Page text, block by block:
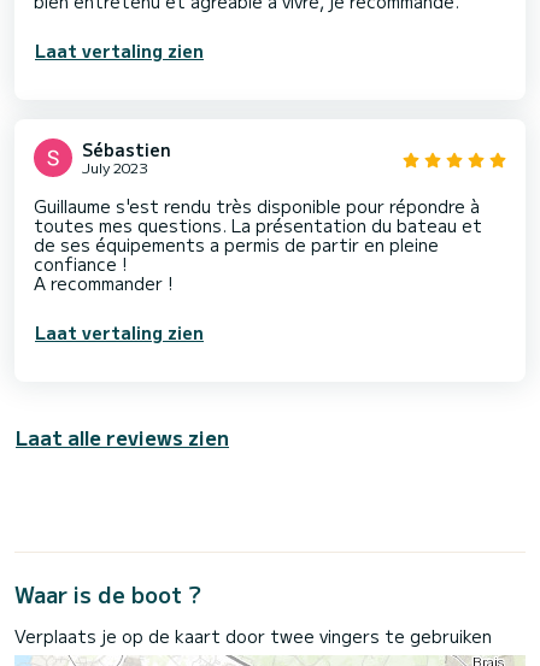
Laat vertaling zien
Sébastien
July 2023
Guillaume s'est rendu très disponible pour répondre à
toutes mes questions. La présentation du bateau et
de ses équipements a permis de partir en pleine
confiance !
A recommander !
Laat vertaling zien
Laat alle reviews zien
Waar is de boot ?
Verplaats je op de kaart door twee vingers te gebruiken